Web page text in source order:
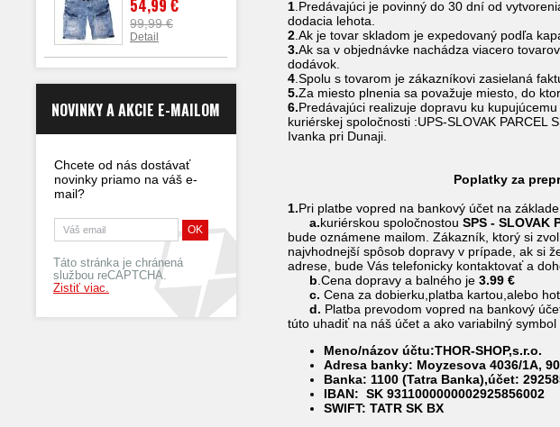
54,99 €
99,99 €
Detail
NOVINKY A AKCIE E-MAILOM
Chcete od nás dostávať
novinky priamo na váš e-
mail?
Táto stránka je chránená
službou reCAPTCHA.
Zistiť viac.
1 .Predávajúci je povinný do 30 dní od
dodacia lehota.
2 .Ak je tovar skladom je expedovaný podľa
3.Ak sa v objednávke nachádza viacero
dodávok.
4 .Spolu s tovarom je zákazníkovi zasielaná
5.Za miesto plnenia sa považuje miesto, do
6.Predávajúci realizuje dopravu ku
kuriérskej spoločnosti :UPS-SLOVAK PARCEL
Ivanka pri Dunaji.
Článok
Poplatky za prepravu,
1.Pri platbe vopred na bankový účet na
a.kuriérskou spoločnostouSPS - SLOVAK
bude oznámene mailom. Zákazník, ktorý si
najvhodnejší spôsob dopravy v prípade, ak si
adrese, bude Vás telefonicky kontaktovať a
b .Cena dopravy a balného je3.99 €
c. Cena za dobierku,platba kartou,alebo
d. Platba prevodom vopred na bankový
túto uhadiť na náš účet a ako variabilný symbol
Meno/názov účtu:THOR-SHOP,s.r.o.
Adresa banky: Moyzesova 4036/1A,
Banka: 1100 (Tatra Banka),účet:
IBAN: SK
SWIFT: TATR SK BX